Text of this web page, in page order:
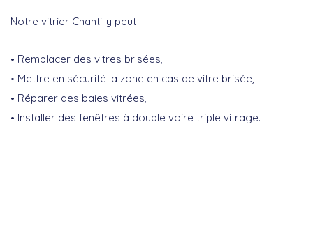
Notre vitrier Chantilly peut :
Remplacer des vitres brisées,
Mettre en sécurité la zone en cas de vitre brisée,
Réparer des baies vitrées,
Installer des fenêtres à double voire triple vitrage.